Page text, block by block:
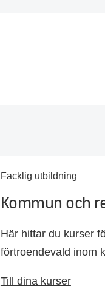
Facklig utbildning
Kommun och
Här hittar du kurser
förtroendevald inom
Till dina kurser